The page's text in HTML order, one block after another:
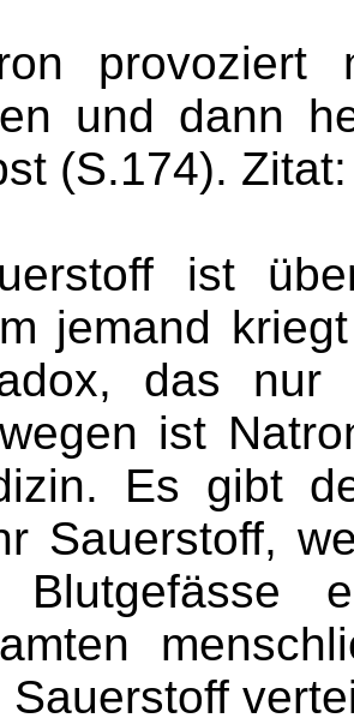
provoziert
und dann
(S.174). Zitat:
ist
jemand
das nur
ist
Es gibt
Sauerstoff,
Blutgefässe
Sauerstoff